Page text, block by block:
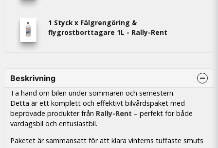
1 Styck x Fälgrengöring &
flygrostborttagare 1L - Rally-Rent
Beskrivning
Ta hand om bilen under sommaren och semestern.
Detta är ett komplett och effektivt bilvårdspaket med
beprövade produkter från Rally-Rent – perfekt för både
vardagsbil och entusiastbil.
Paketet är sammansatt för att klara vinterns tuffaste smuts